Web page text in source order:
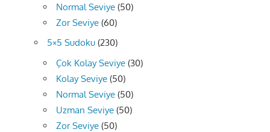
Normal Seviye (50)
Zor Seviye (60)
5×5 Sudoku (230)
Çok Kolay Seviye (30)
Kolay Seviye (50)
Normal Seviye (50)
Uzman Seviye (50)
Zor Seviye (50)